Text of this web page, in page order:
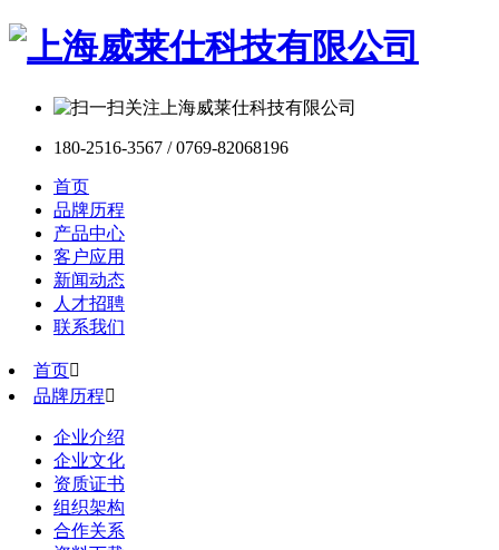
180-2516-3567 / 0769-82068196
首页
品牌历程
产品中心
客户应用
新闻动态
人才招聘
联系我们
首页
品牌历程
企业介绍
企业文化
资质证书
组织架构
合作关系